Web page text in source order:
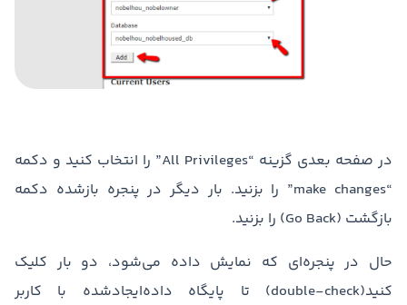
در صفحه بعدی گزینه “All Privileges” را انتخاب کنید و دکمه
“make changes” را بزنید. بار دیگر در پنجره بازشده دکمه
بازگشت (Go Back) را بزنید.
حال در پنجره‌ای که نمایش داده می‌شود، دو بار کلیک
کنید(double-check) تا پایگاه داده‌ایجادشده با کاربر